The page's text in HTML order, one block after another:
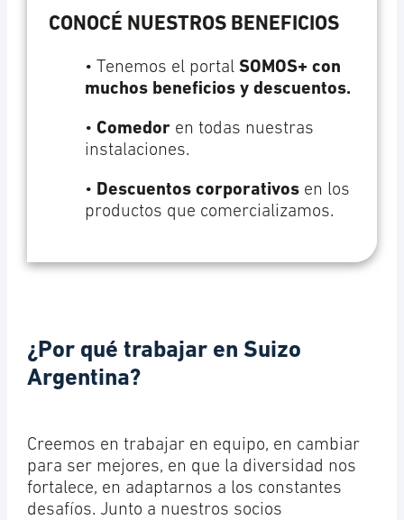
CONOCÉ NUESTROS BENEFICIOS
• Tenemos el portal SOMOS+ con
muchos beneficios y descuentos.
• Comedoren todas nuestras
instalaciones.
• Descuentos corporativosen los
productos que comercializamos.
¿Por qué trabajar en Suizo
Argentina?
Creemos en trabajar en equipo, en cambiar
para ser mejores, en que la diversidad nos
fortalece, en adaptarnos a los constantes
desafíos. Junto a nuestros socios